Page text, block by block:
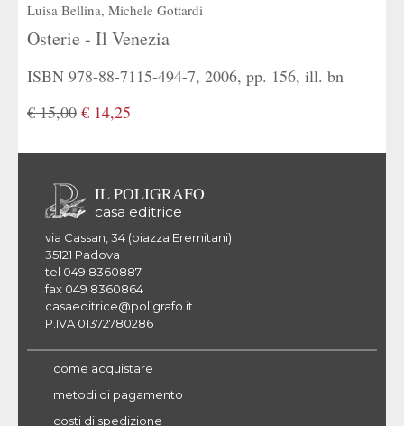
Luisa Bellina, Michele Gottardi
Osterie - Il Venezia
ISBN 978-88-7115-494-7, 2006, pp. 156, ill. bn
€ 15,00 € 14,25
IL POLIGRAFO
casa editrice
via Cassan, 34 (piazza Eremitani)
35121 Padova
tel 049 8360887
fax 049 8360864
casaeditrice@poligrafo.it
P.IVA 01372780286
come acquistare
metodi di pagamento
costi di spedizione